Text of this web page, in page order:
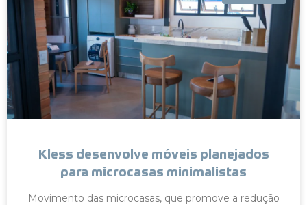
Kless desenvolve móveis planejados
para microcasas minimalistas
Movimento das microcasas, que promove a redução